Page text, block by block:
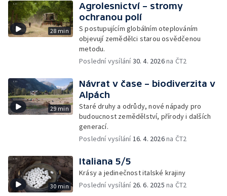
28 min
Agrolesnictví – stromy
ochranou polí
S postupujícím globálním oteplováním
objevují zemědělci starou osvědčenou
metodu.
Poslední vysílání30. 4. 2026na ČT2
29 min
Návrat v čase – biodiverzita v
Alpách
Staré druhy a odrůdy, nové nápady pro
budoucnost zemědělství, přírody i dalších
generací.
Poslední vysílání16. 4. 2026na ČT2
30 min
Italiana 5/5
Krásy a jedinečnost italské krajiny
Poslední vysílání 26. 6. 2025 na ČT2